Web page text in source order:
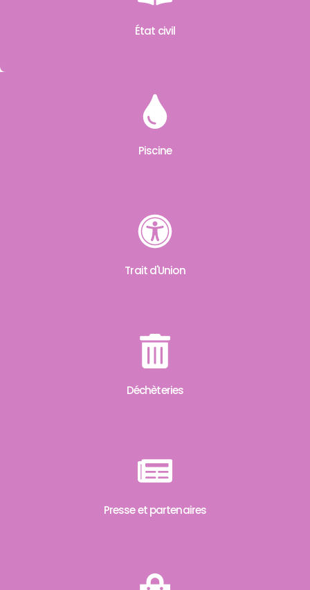
État civil
Piscine
Trait d'Union
Déchèteries
Presse et partenaires